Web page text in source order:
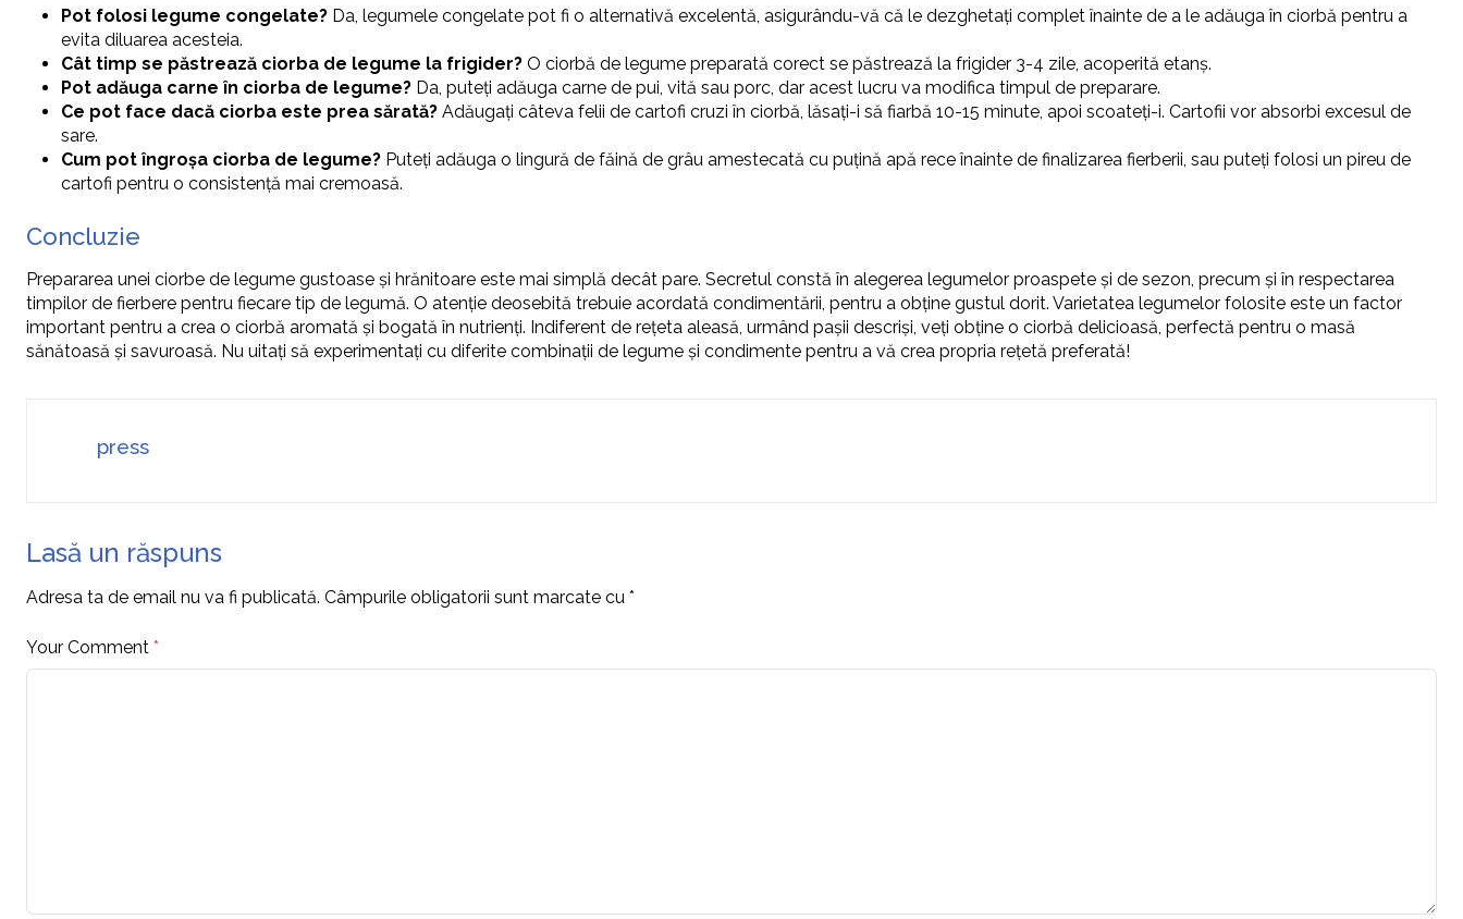
Pot folosi legume congelate? Da, legumele congelate pot fi o alternativă excelentă, asigurându-vă că le dezghetați complet înainte de a le adăuga în ciorbă pentru a
evita diluarea acesteia.
Cât timp se păstrează ciorba de legume la frigider? O ciorbă de legume preparată corect se păstrează la frigider 3-4 zile, acoperită etanș.
Pot adăuga carne în ciorba de legume? Da, puteți adăuga carne de pui, vită sau porc, dar acest lucru va modifica timpul de preparare.
Ce pot face dacă ciorba este prea sărată? Adăugați câteva felii de cartofi cruzi în ciorbă, lăsați-i să fiarbă 10-15 minute, apoi scoateți-i. Cartofii vor absorbi excesul de
sare.
Cum pot îngroșa ciorba de legume? Puteți adăuga o lingură de făină de grâu amestecată cu puțină apă rece înainte de finalizarea fierberii, sau puteți folosi un pireu de
cartofi pentru o consistență mai cremoasă.
Concluzie
Prepararea unei ciorbe de legume gustoase și hrănitoare este mai simplă decât pare. Secretul constă în alegerea legumelor proaspete și de sezon, precum și în respectarea
timpilor de fierbere pentru fiecare tip de legumă. O atenție deosebită trebuie acordată condimentării, pentru a obține gustul dorit. Varietatea legumelor folosite este un factor
important pentru a crea o ciorbă aromată și bogată în nutrienți. Indiferent de rețeta aleasă, urmând pașii descriși, veți obține o ciorbă delicioasă, perfectă pentru o masă
sănătoasă și savuroasă. Nu uitați să experimentați cu diferite combinații de legume și condimente pentru a vă crea propria rețetă preferată!
press
Lasă un răspuns
Adresa ta de email nu va fi publicată. Câmpurile obligatorii sunt marcate cu *
Your Comment *